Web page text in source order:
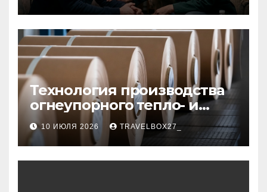
Технология производства
огнеупорного тепло- и
звукоизоляционного
картона из
муллитокремнеземистого
волокна
10 ИЮЛЯ 2026 TRAVELBOX27_